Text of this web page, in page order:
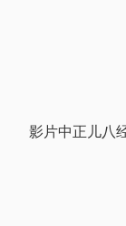
影片中正儿八